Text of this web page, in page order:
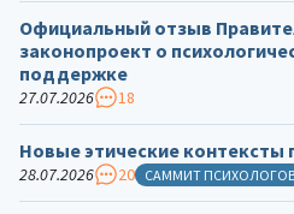
Официальный отзыв
законопроект о
поддержке
27.07.2026 18
Новые этические контексты
28.07.2026 20 САММИТ